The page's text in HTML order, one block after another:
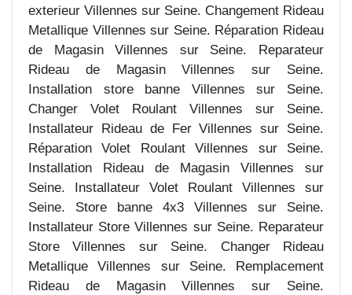
exterieur Villennes sur Seine. Changement Rideau
Metallique Villennes sur Seine. Réparation Rideau
de Magasin Villennes sur Seine. Reparateur
Rideau de Magasin Villennes sur Seine.
Installation store banne Villennes sur Seine.
Changer Volet Roulant Villennes sur Seine.
Installateur Rideau de Fer Villennes sur Seine.
Réparation Volet Roulant Villennes sur Seine.
Installation Rideau de Magasin Villennes sur
Seine. Installateur Volet Roulant Villennes sur
Seine. Store banne 4x3 Villennes sur Seine.
Installateur Store Villennes sur Seine. Reparateur
Store Villennes sur Seine. Changer Rideau
Metallique Villennes sur Seine. Remplacement
Rideau de Magasin Villennes sur Seine.